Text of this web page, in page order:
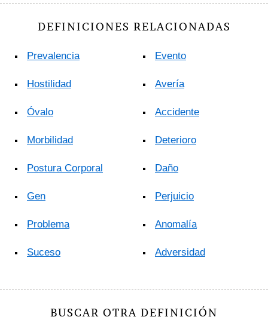
DEFINICIONES RELACIONADAS
Prevalencia
Hostilidad
Óvalo
Morbilidad
Postura Corporal
Gen
Problema
Suceso
Evento
Avería
Accidente
Deterioro
Daño
Perjuicio
Anomalía
Adversidad
BUSCAR OTRA DEFINICIÓN